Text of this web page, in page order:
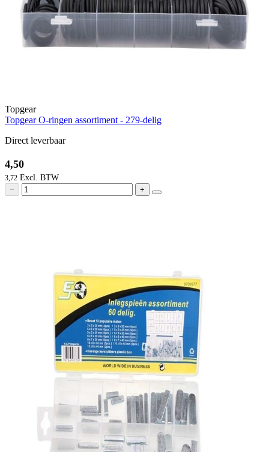
Topgear
Topgear O-ringen assortiment - 279-delig
Direct leverbaar
4,50
3,72
− +